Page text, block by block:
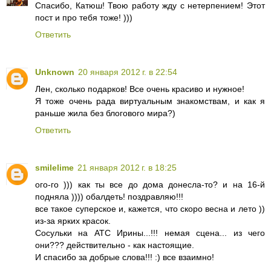
Спасибо, Катюш! Твою работу жду с нетерпением! Этот
пост и про тебя тоже! )))
Ответить
Unknown 20 января 2012 г. в 22:54
Лен, сколько подарков! Все очень красиво и нужное!
Я тоже очень рада виртуальным знакомствам, и как я
раньше жила без блогового мира?)
Ответить
smilelime 21 января 2012 г. в 18:25
ого-го ))) как ты все до дома донесла-то? и на 16-й
подняла )))) обалдеть! поздравляю!!!
все такое суперское и, кажется, что скоро весна и лето ))
из-за ярких красок.
Сосульки на АТС Ирины...!!! немая сцена... из чего
они??? действительно - как настоящие.
И спасибо за добрые слова!!! :) все взаимно!